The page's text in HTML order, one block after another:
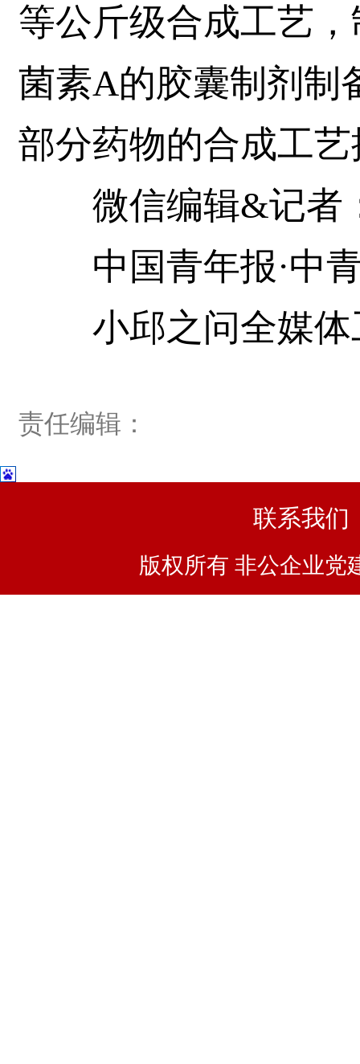
等公斤级合成工艺
菌素A的胶囊制剂制
部分药物的合成工
微信编辑&记者
中国青年报·中青
小邱之问全媒体
责任编辑：
联系我们
版权所有 非公企业党